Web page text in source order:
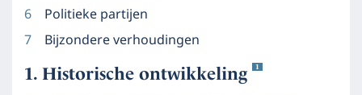
Politieke partijen
Bijzondere verhoudingen
Historische ontwikkeling 1